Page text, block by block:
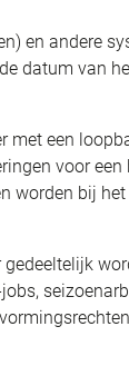
en andere
datum van
met een
voor een
worden bij